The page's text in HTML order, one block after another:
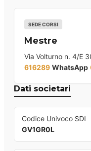
SEDE CORSI
Mestre
Via Volturno n. 4/E
616289 WhatsApp
Dati societari
Codice Univoco SDI
GV1GR0L